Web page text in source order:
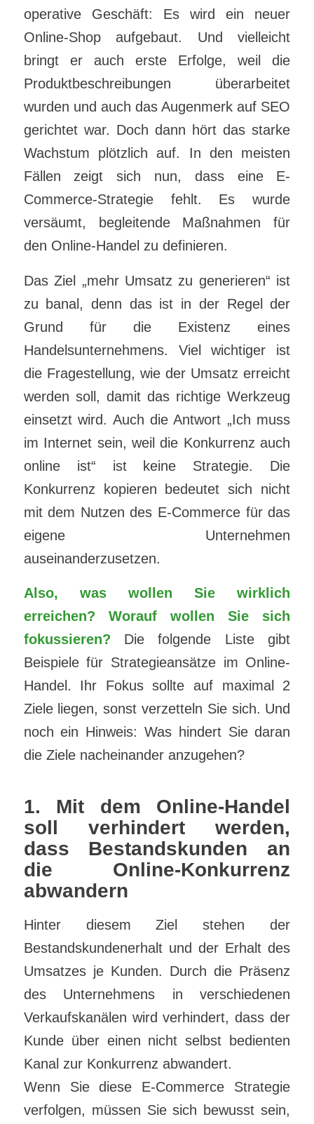
operative Geschäft: Es wird ein neuer
Online-Shop aufgebaut. Und vielleicht
bringt er auch erste Erfolge, weil die
Produktbeschreibungen überarbeitet
wurden und auch das Augenmerk auf SEO
gerichtet war. Doch dann hört das starke
Wachstum plötzlich auf. In den meisten
Fällen zeigt sich nun, dass eine E-
Commerce-Strategie fehlt. Es wurde
versäumt, begleitende Maßnahmen für
den Online-Handel zu definieren.
Das Ziel „mehr Umsatz zu generieren“ ist
zu banal, denn das ist in der Regel der
Grund für die Existenz eines
Handelsunternehmens. Viel wichtiger ist
die Fragestellung, wie der Umsatz erreicht
werden soll, damit das richtige Werkzeug
einsetzt wird. Auch die Antwort „Ich muss
im Internet sein, weil die Konkurrenz auch
online ist“ ist keine Strategie. Die
Konkurrenz kopieren bedeutet sich nicht
mit dem Nutzen des E-Commerce für das
eigene Unternehmen
auseinanderzusetzen.
Also, was wollen Sie wirklich
erreichen? Worauf wollen Sie sich
fokussieren? Die folgende Liste gibt
Beispiele für Strategieansätze im Online-
Handel. Ihr Fokus sollte auf maximal 2
Ziele liegen, sonst verzetteln Sie sich. Und
noch ein Hinweis: Was hindert Sie daran
die Ziele nacheinander anzugehen?
1. Mit dem Online-Handel
soll verhindert werden,
dass Bestandskunden an
die Online-Konkurrenz
abwandern
Hinter diesem Ziel stehen der
Bestandskundenerhalt und der Erhalt des
Umsatzes je Kunden. Durch die Präsenz
des Unternehmens in verschiedenen
Verkaufskanälen wird verhindert, dass der
Kunde über einen nicht selbst bedienten
Kanal zur Konkurrenz abwandert.
Wenn Sie diese E-Commerce Strategie
verfolgen, müssen Sie sich bewusst sein,